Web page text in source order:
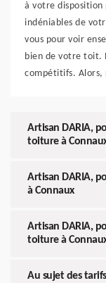
à votre disposition
indéniables de
vous pour voir
bien de votre toit.
compétitifs. Alors,
Artisan DARIA,
toiture à
Artisan DARIA,
à Connaux
Artisan DARIA,
toiture à
Au sujet des